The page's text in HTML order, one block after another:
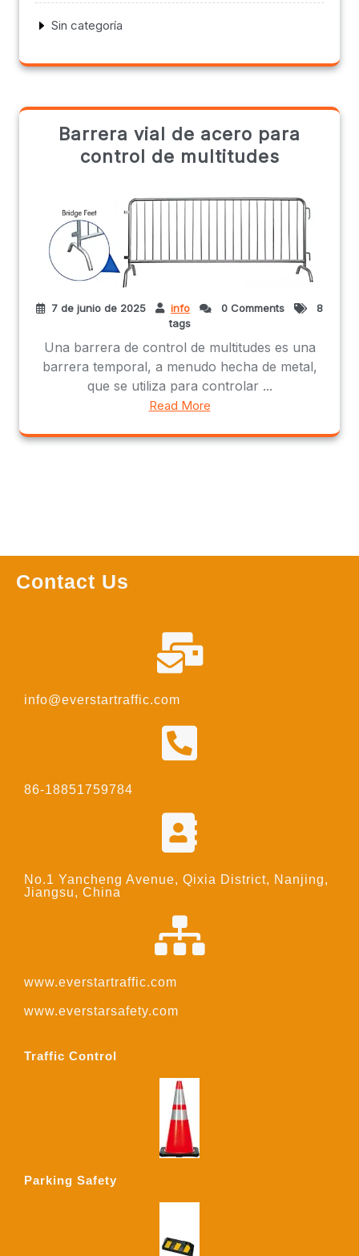
Sin categoría
Barrera vial de acero para
control de multitudes
7 de junio de 2025 info 0 Comments
8
tags
Una barrera de control de multitudes es una
barrera temporal, a menudo hecha de metal,
que se utiliza para controlar ...
Read More
Contact Us
info@everstartraffic.com
86-18851759784
No.1 Yancheng Avenue, Qixia District, Nanjing,
Jiangsu, China
www.everstartraffic.com
www.everstarsafety.com
Traffic Control
Parking Safety